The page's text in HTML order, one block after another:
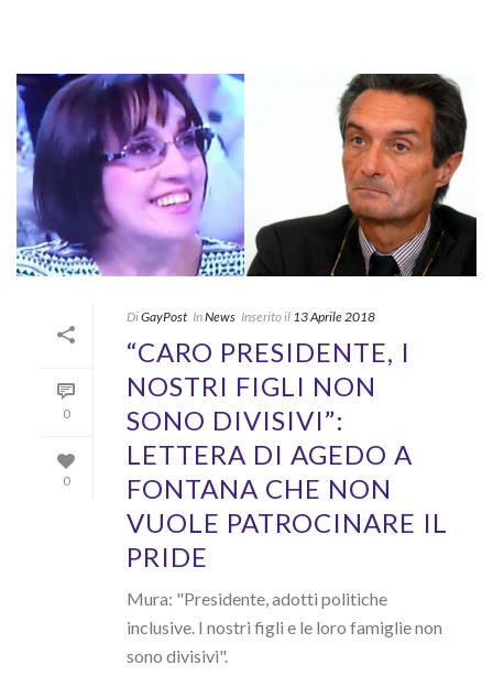
0
0
DiGayPost InNews Inserito il 13 Aprile 2018
“CARO PRESIDENTE, I
NOSTRI FIGLI NON
SONO DIVISIVI”:
LETTERA DI AGEDO A
FONTANA CHE NON
VUOLE PATROCINARE IL
PRIDE
Mura: "Presidente, adotti politiche
inclusive. I nostri figli e le loro famiglie non
sono divisivi".